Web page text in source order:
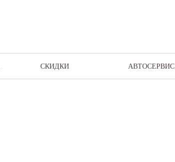
СКИДКИ АВТОСЕРВИС